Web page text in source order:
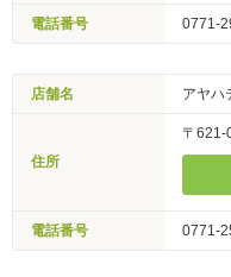
電話番号 0771-
店舗名 アヤハ
住所
〒621-
電話番号 0771-